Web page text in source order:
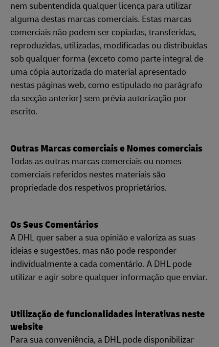
nem subentendida qualquer licença para utilizar
alguma destas marcas comerciais. Estas marcas
comerciais não podem ser copiadas, transferidas,
reproduzidas, utilizadas, modificadas ou distribuídas
sob qualquer forma (exceto como parte integral de
uma cópia autorizada do material apresentado
nestas páginas web, como estipulado no parágrafo
da secção anterior) sem prévia autorização por
escrito.
Outras Marcas comerciais e Nomes comerciais
Todas as outras marcas comerciais ou nomes
comerciais referidos nestes materiais são
propriedade dos respetivos proprietários.
Os Seus Comentários
A DHL quer saber a sua opinião e valoriza as suas
ideias e sugestões, mas não pode responder
individualmente a cada comentário. A DHL pode
utilizar e agir sobre qualquer informação que enviar.
Utilização de funcionalidades interativas neste
website
Para sua conveniência, a DHL pode disponibilizar